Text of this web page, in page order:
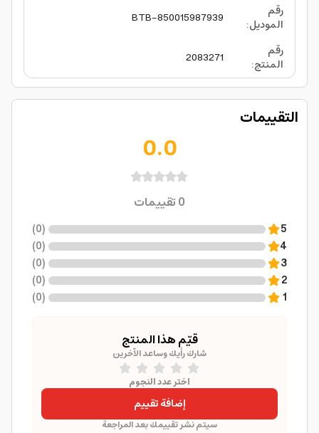
رقم
الموديل:
BTB-850015987939
رقم
المنتج:
2083271
التقييمات
0.0
0تقييمات
5
(
0
)
4
(
0
)
3
(
0
)
2
(
0
)
1
(
0
)
قيّم هذا المنتج
شارك رأيك وساعد الآخرين
اختر عدد النجوم
إضافة تقييم
سيتم نشر تقييمك بعد المراجعة